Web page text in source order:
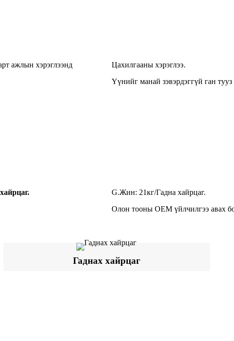
ажлын хэрэглээнд
Цахилгааны хэрэглээ.
Үүнийг манай зэвэрдэггүй ган тууз
G.Жин: 21кг/Гадна хайрцаг.
Олон тооны OEM үйлчилгээ авах
Гаднах хайрцаг